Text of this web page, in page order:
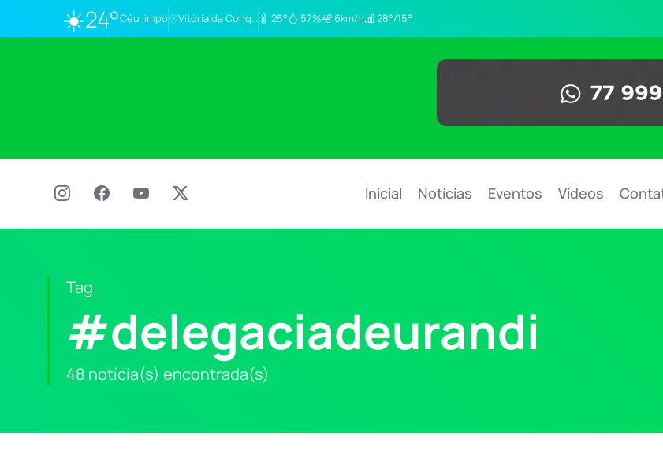
☀️24°Céu limpo Vitória da Conq… 25° 57% 6km/h 28°/15°
Inicial Notícias Eventos Vídeos
Tag
#delegaciadeurandi
48 notícia(s) encontrada(s)